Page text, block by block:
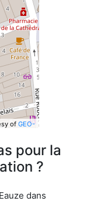
of GEO-
pour la
?
dans